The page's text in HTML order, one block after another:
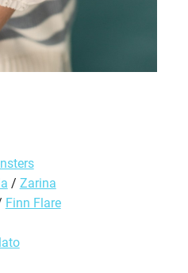
/ Zarina
Finn Flare